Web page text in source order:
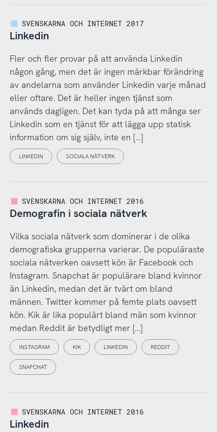
SVENSKARNA OCH INTERNET 2017
Linkedin
Fler och fler provar på att använda Linkedin
någon gång, men det är ingen märkbar förändring
av andelarna som använder Linkedin varje månad
eller oftare. Det är heller ingen tjänst som
används dagligen. Det kan tyda på att många ser
Linkedin som en tjänst för att lägga upp statisk
information om sig själv, inte en […]
LINKEDIN SOCIALA NÄTVERK
SVENSKARNA OCH INTERNET 2016
Demografin i sociala nätverk
Vilka sociala nätverk som dominerar i de olika
demografiska grupperna varierar. De populäraste
sociala nätverken oavsett kön är Facebook och
Instagram. Snapchat är populärare bland kvinnor
än Linkedin, medan det är tvärt om bland
männen. Twitter kommer på femte plats oavsett
kön. Kik är lika populärt bland män som kvinnor
medan Reddit är betydligt mer […]
INSTAGRAM KIK LINKEDIN REDDIT
SNAPCHAT
SVENSKARNA OCH INTERNET 2016
Linkedin